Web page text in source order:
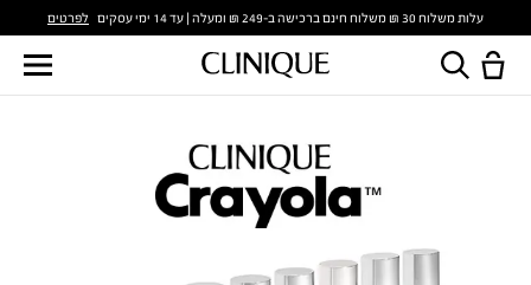
עלות משלוח 30 ₪ משלוח חינם ברכישה ב-249 ₪ ומעלה | עד 14 ימי עסקים לפרטים